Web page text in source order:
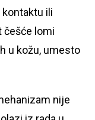
ili
češće lomi
u kožu, umesto
nije